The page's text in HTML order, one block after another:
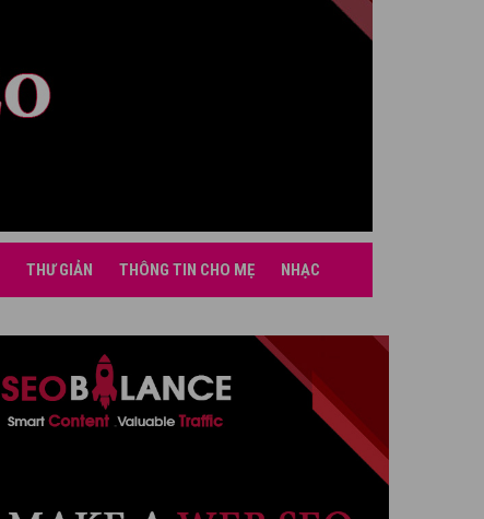
THƯ GIẢN THÔNG TIN CHO MẸ NHẠC